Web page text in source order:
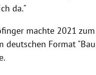
da."
machte 2021
deutschen Format